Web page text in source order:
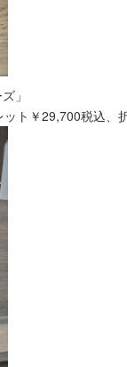
」
ト￥29,700税込、